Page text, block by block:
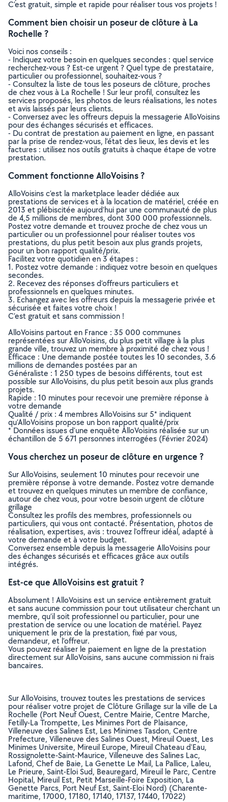
C’est gratuit, simple et rapide pour réaliser tous vos projets !
Comment bien choisir un poseur de clôture à La
Rochelle ?
Voici nos conseils :
- Indiquez votre besoin en quelques secondes : quel service
recherchez-vous ? Est-ce urgent ? Quel type de prestataire,
particulier ou professionnel, souhaitez-vous ?
- Consultez la liste de tous les poseurs de clôture, proches
de chez vous à La Rochelle ! Sur leur profil, consultez les
services proposés, les photos de leurs réalisations, les notes
et avis laissés par leurs clients.
- Conversez avec les offreurs depuis la messagerie AlloVoisins
pour des échanges sécurisés et efficaces.
- Du contrat de prestation au paiement en ligne, en passant
par la prise de rendez-vous, l’état des lieux, les devis et les
factures : utilisez nos outils gratuits à chaque étape de votre
prestation.
Comment fonctionne AlloVoisins ?
AlloVoisins c’est la marketplace leader dédiée aux
prestations de services et à la location de matériel, créée en
2013 et plébiscitée aujourd’hui par une communauté de plus
de 4,5 millions de membres, dont 300 000 professionnels.
Postez votre demande et trouvez proche de chez vous un
particulier ou un professionnel pour réaliser toutes vos
prestations, du plus petit besoin aux plus grands projets,
pour un bon rapport qualité/prix.
Facilitez votre quotidien en 3 étapes :
1. Postez votre demande : indiquez votre besoin en quelques
secondes.
2. Recevez des réponses d’offreurs particuliers et
professionnels en quelques minutes.
3. Echangez avec les offreurs depuis la messagerie privée et
sécurisée et faites votre choix !
C’est gratuit et sans commission !
AlloVoisins partout en France : 35 000 communes
représentées sur AlloVoisins, du plus petit village à la plus
grande ville, trouvez un membre à proximité de chez vous !
Efficace : Une demande postée toutes les 10 secondes, 3.6
millions de demandes postées par an
Généraliste : 1 250 types de besoins différents, tout est
possible sur AlloVoisins, du plus petit besoin aux plus grands
projets.
Rapide : 10 minutes pour recevoir une première réponse à
votre demande
Qualité / prix : 4 membres AlloVoisins sur 5* indiquent
qu’AlloVoisins propose un bon rapport qualité/prix
* Données issues d’une enquête AlloVoisins réalisée sur un
échantillon de 5 671 personnes interrogées (Février 2024)
Vous cherchez un poseur de clôture en urgence ?
Sur AlloVoisins, seulement 10 minutes pour recevoir une
première réponse à votre demande. Postez votre demande
et trouvez en quelques minutes un membre de confiance,
autour de chez vous, pour votre besoin urgent de clôture
grillage
Consultez les profils des membres, professionnels ou
particuliers, qui vous ont contacté. Présentation, photos de
réalisation, expertises, avis : trouvez l'offreur idéal, adapté à
votre demande et à votre budget.
Conversez ensemble depuis la messagerie AlloVoisins pour
des échanges sécurisés et efficaces grâce aux outils
intégrés.
Est-ce que AlloVoisins est gratuit ?
Absolument ! AlloVoisins est un service entièrement gratuit
et sans aucune commission pour tout utilisateur cherchant un
membre, qu’il soit professionnel ou particulier, pour une
prestation de service ou une location de matériel. Payez
uniquement le prix de la prestation, fixé par vous,
demandeur, et l’offreur.
Vous pouvez réaliser le paiement en ligne de la prestation
directement sur AlloVoisins, sans aucune commission ni frais
bancaires.
Sur AlloVoisins, trouvez toutes les prestations de services
pour réaliser votre projet de Clôture Grillage sur la ville de La
Rochelle (Port Neuf Ouest, Centre Mairie, Centre Marche,
Fetilly-La Trompette, Les Minimes Port de Plaisance,
Villeneuve des Salines Est, Les Minimes Tasdon, Centre
Prefecture, Villeneuve des Salines Ouest, Mireuil Ouest, Les
Minimes Universite, Mireuil Europe, Mireuil Chateau d'Eau,
Rossignolette-Saint-Maurice, Villeneuve des Salines Lac,
Lafond, Chef de Baie, La Genette Le Mail, La Pallice, Laleu,
Le Prieure, Saint-Eloi Sud, Beauregard, Mireuil le Parc, Centre
Hopital, Mireuil Est, Petit Marseille-Foire Exposition, La
Genette Parcs, Port Neuf Est, Saint-Eloi Nord) (Charente-
maritime, 17000, 17180, 17140, 17137, 17440, 17022)